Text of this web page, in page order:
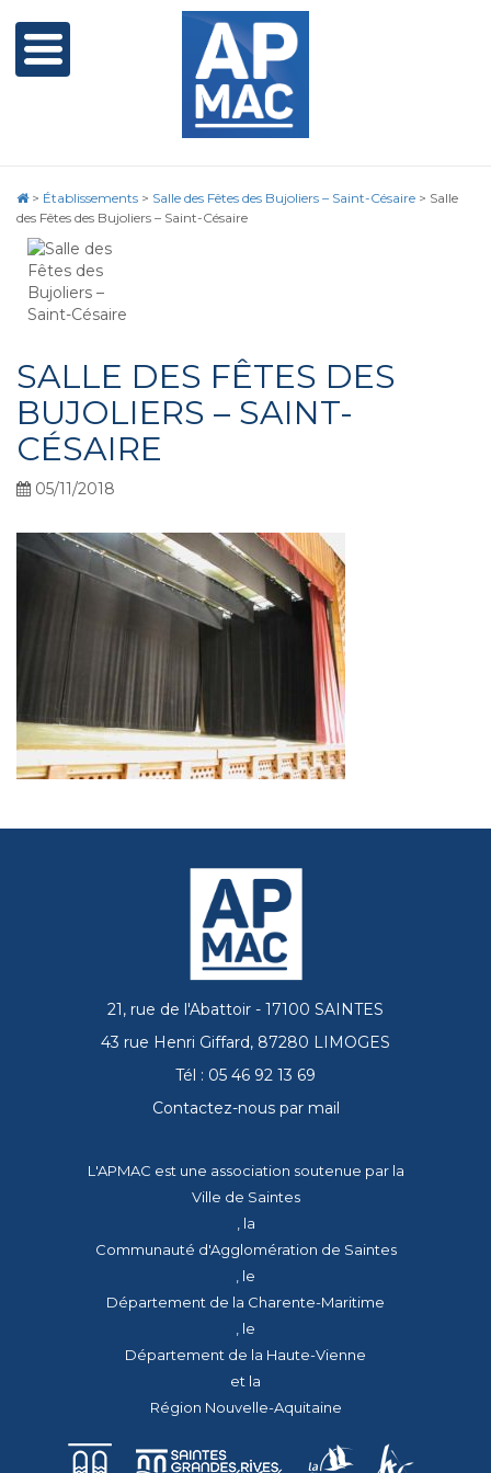
> Établissements > Salle des Fêtes des Bujoliers – Saint-Césaire > Salle
des Fêtes des Bujoliers – Saint-Césaire
SALLE DES FÊTES DES
BUJOLIERS – SAINT-
CÉSAIRE
05/11/2018
21, rue de l'Abattoir - 17100 SAINTES
43 rue Henri Giffard, 87280 LIMOGES
Tél : 05 46 92 13 69
Contactez-nous par mail
L'APMAC est une association soutenue par la
Ville de Saintes
, la
Communauté d'Agglomération de Saintes
, le
Département de la Charente-Maritime
, le
Département de la Haute-Vienne
et la
Région Nouvelle-Aquitaine